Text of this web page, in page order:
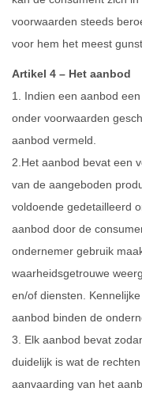
voorwaarden steeds
voor hem het meest
Artikel 4 – Het aanbod
1. Indien een aanbod
onder voorwaarden
aanbod vermeld.
2.Het aanbod bevat een
van de aangeboden
voldoende gedetailleerd
aanbod door de
ondernemer gebruik
waarheidsgetrouwe
en/of diensten.
aanbod binden de
3. Elk aanbod bevat
duidelijk is wat de
aanvaarding van het